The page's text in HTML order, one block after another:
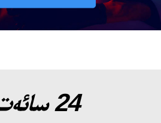
24 سائەت